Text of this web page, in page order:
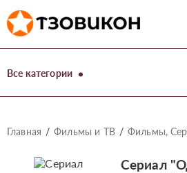
Все категории
Главная Фильмы и ТВ Фильмы,
Сериал